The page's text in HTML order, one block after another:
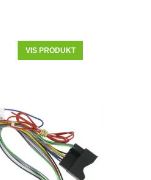
VIS PRODUKT